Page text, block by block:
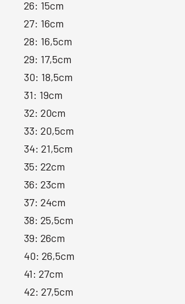
26: 15cm
27: 16cm
28: 16,5cm
29: 17,5cm
30: 18,5cm
31: 19cm
32: 20cm
33: 20,5cm
34: 21,5cm
35: 22cm
36: 23cm
37: 24cm
38: 25,5cm
39: 26cm
40: 26,5cm
41: 27cm
42: 27,5cm